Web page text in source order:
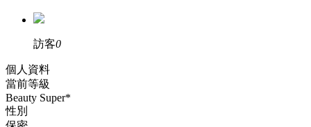
訪客0
個人資料
當前等級
Beauty Super*
性別